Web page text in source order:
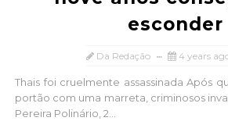
esconder
Da Redação 4 years
Thais foi cruelmente assassinada Após
portão com uma marreta, criminosos
Pereira Polinário, 2...